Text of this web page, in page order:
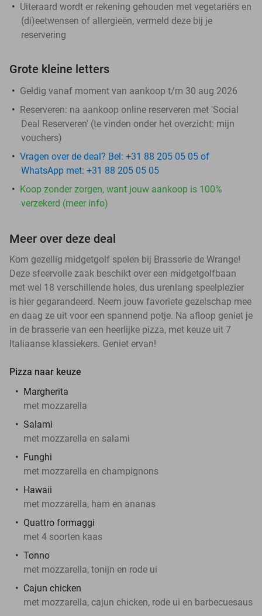
Uiteraard wordt er rekening gehouden met vegetariërs en
(di)eetwensen of allergieën, vermeld deze bij je
reservering
Grote kleine letters
Geldig vanaf moment van aankoop t/m 30 aug 2026
Reserveren: na aankoop online reserveren met 'Social
Deal Reserveren' (te vinden onder het overzicht: mijn
vouchers)
Vragen over de deal? Bel: +31 88 205 05 05 of
WhatsApp met: +31 88 205 05 05
Koop zonder zorgen, want jouw aankoop is 100%
verzekerd (meer info)
Meer over deze deal
Kom gezellig midgetgolf spelen bij Brasserie de Wrange!
Deze sfeervolle zaak beschikt over een midgetgolfbaan
met wel 18 verschillende holes, dus urenlang speelplezier
is hier gegarandeerd. Neem jouw favoriete gezelschap mee
en daag ze uit voor een spannend potje. Na afloop geniet je
in de brasserie van een heerlijke pizza, met keuze uit 7
Italiaanse klassiekers. Geniet ervan!
Pizza naar keuze
Margherita
met mozzarella
Salami
met mozzarella en salami
Funghi
met mozzarella en champignons
Hawaii
met mozzarella, ham en ananas
Quattro formaggi
met 4 soorten kaas
Tonno
met mozzarella, tonijn en rode ui
Cajun chicken
met mozzarella, cajun chicken, rode ui en barbecuesaus